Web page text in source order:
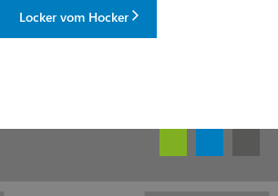
Locker vom Hocker